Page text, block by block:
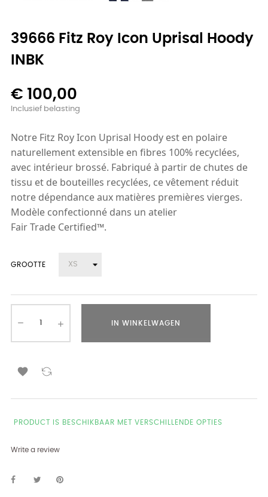
39666 Fitz Roy Icon Uprisal Hoody
INBK
€ 100,00
Inclusief belasting
Notre Fitz Roy Icon Uprisal Hoody est en polaire
naturellement extensible en fibres 100% recyclées,
avec intérieur brossé. Fabriqué à partir de chutes de
tissu et de bouteilles recyclées, ce vêtement réduit
notre dépendance aux matières premières vierges.
Modèle confectionné dans un atelier
Fair Trade Certified™.
GROOTTE
IN WINKELWAGEN

PRODUCT IS BESCHIKBAAR MET VERSCHILLENDE OPTIES
Write a review